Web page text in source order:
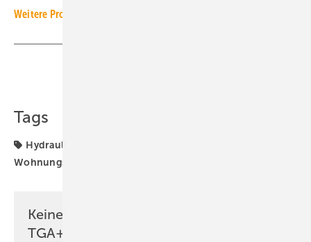
Weitere Produkt-Meldungen zum Thema Technische Armaturen
Tags
Hydraulikmodul
Wohnungsstation
Keine Zeit? Kein Problem mit dem
TGA+E Newsletter!